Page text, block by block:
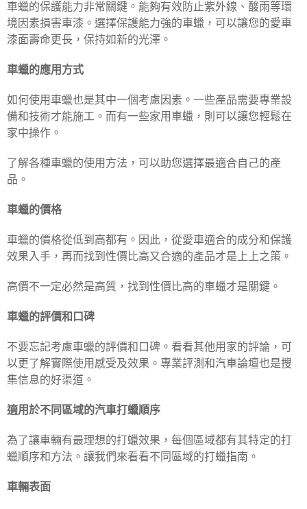
車蠟的保護能力非常關鍵。能夠有效防止紫外線、酸雨等環
境因素損害車漆。選擇保護能力強的車蠟，可以讓您的愛車
漆面壽命更長，保持如新的光澤。
車蠟的應用方式
如何使用車蠟也是其中一個考慮因素。一些產品需要專業設
備和技術才能施工。而有一些家用車蠟，則可以讓您輕鬆在
家中操作。
了解各種車蠟的使用方法，可以助您選擇最適合自己的產
品。
車蠟的價格
車蠟的價格從低到高都有。因此，從愛車適合的成分和保護
效果入手，再而找到性價比高又合適的產品才是上上之策。
高價不一定必然是高質，找到性價比高的車蠟才是關鍵。
車蠟的評價和口碑
不要忘記考慮車蠟的評價和口碑。看看其他用家的評論，可
以更了解實際使用感受及效果。專業評測和汽車論壇也是搜
集信息的好渠道。
適用於不同區域的汽車打蠟順序
為了讓車輛有最理想的打蠟效果，每個區域都有其特定的打
蠟順序和方法。讓我們來看看不同區域的打蠟指南。
車輛表面